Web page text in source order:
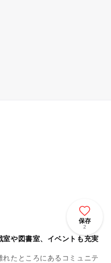
保存
2
室や図書室、イベントも充実
たところにあるコミュニテ